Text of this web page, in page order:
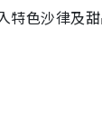
特色沙律及甜